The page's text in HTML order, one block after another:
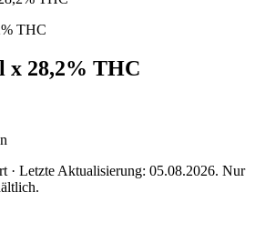
x 28,2% THC
· Letzte Aktualisierung: 05.08.2026. Nur